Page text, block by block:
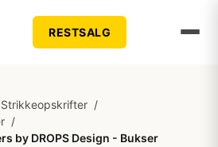
RESTSALG
Strikkeopskrifter /
/
by DROPS Design - Bukser